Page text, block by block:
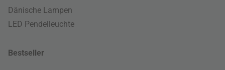
Dänische Lampen
LED Pendelleuchte
Bestseller